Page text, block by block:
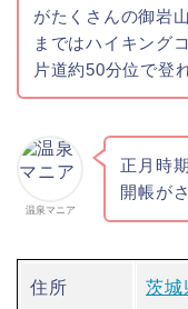
がたくさんの御岩
まではハイキング
片道約50分位で登
温泉マニア
正月時
開帳が
住所 茨城